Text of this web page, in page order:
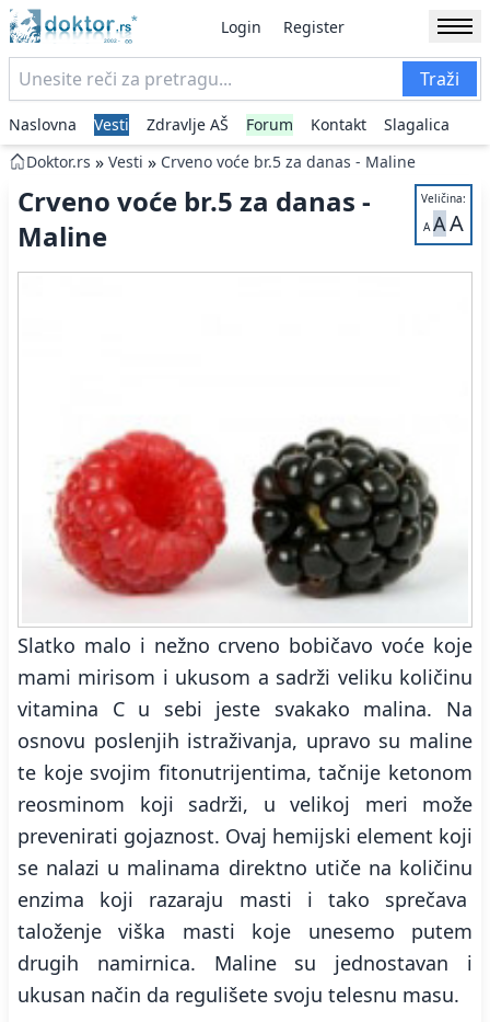
Login Register
Traži
Naslovna Vesti Zdravlje AŠ Forum Kontakt
Slagalica
Doktor.rs » Vesti » Crveno voće br.5 za danas - Maline
Veličina:
A AA
Crveno voće br.5 za danas -
Maline
Slatko malo i nežno crveno bobičavo voće koje
mami mirisom i ukusom a sadrži veliku količinu
vitamina C u sebi jeste svakako malina. Na
osnovu poslenjih istraživanja, upravo su maline
te koje svojim fitonutrijentima, tačnije ketonom
reosminom koji sadrži, u velikoj meri može
prevenirati gojaznost. Ovaj hemijski element koji
se nalazi u malinama direktno utiče na količinu
enzima koji razaraju masti i tako sprečava
taloženje viška masti koje unesemo putem
drugih namirnica. Maline su jednostavan i
ukusan način da regulišete svoju telesnu masu.